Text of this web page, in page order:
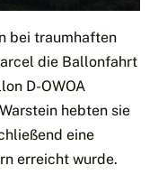
bei traumhaften
die Ballonfahrt
D-OWOA
hebten sie
eine
erreicht wurde.